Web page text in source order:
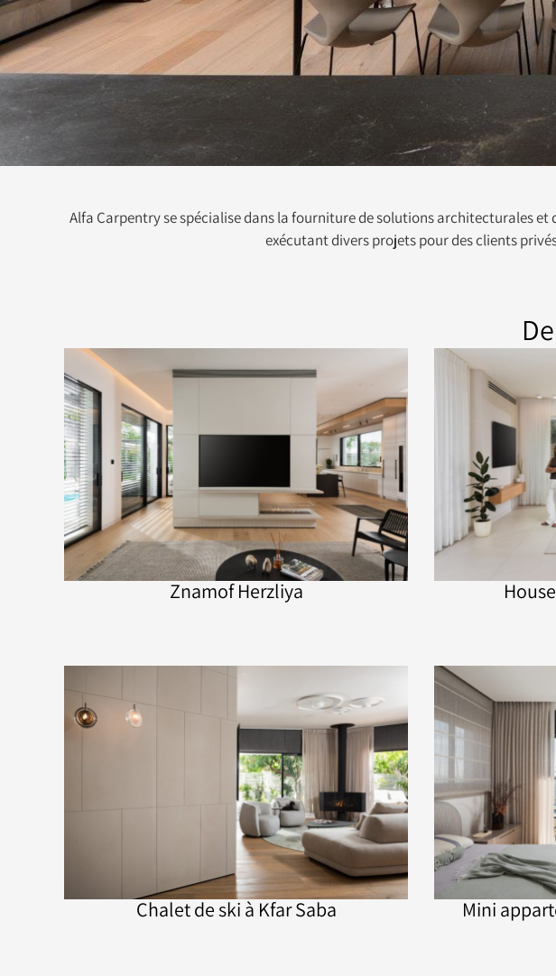
Alfa Carpentry se spécialise dans la fourniture de solutions architecturales
exécutant divers projets pour des clients
Znamof Herzliya
Chalet de ski à Kfar Saba Mini